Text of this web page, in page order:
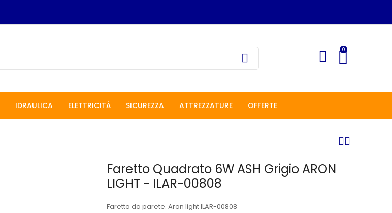
0
IDRAULICA ELETTRICITÀ SICUREZZA ATTREZZATURE OFFERTE
Faretto Quadrato 6W ASH Grigio ARON
LIGHT - ILAR-00808
Faretto da parete. Aron light ILAR-00808